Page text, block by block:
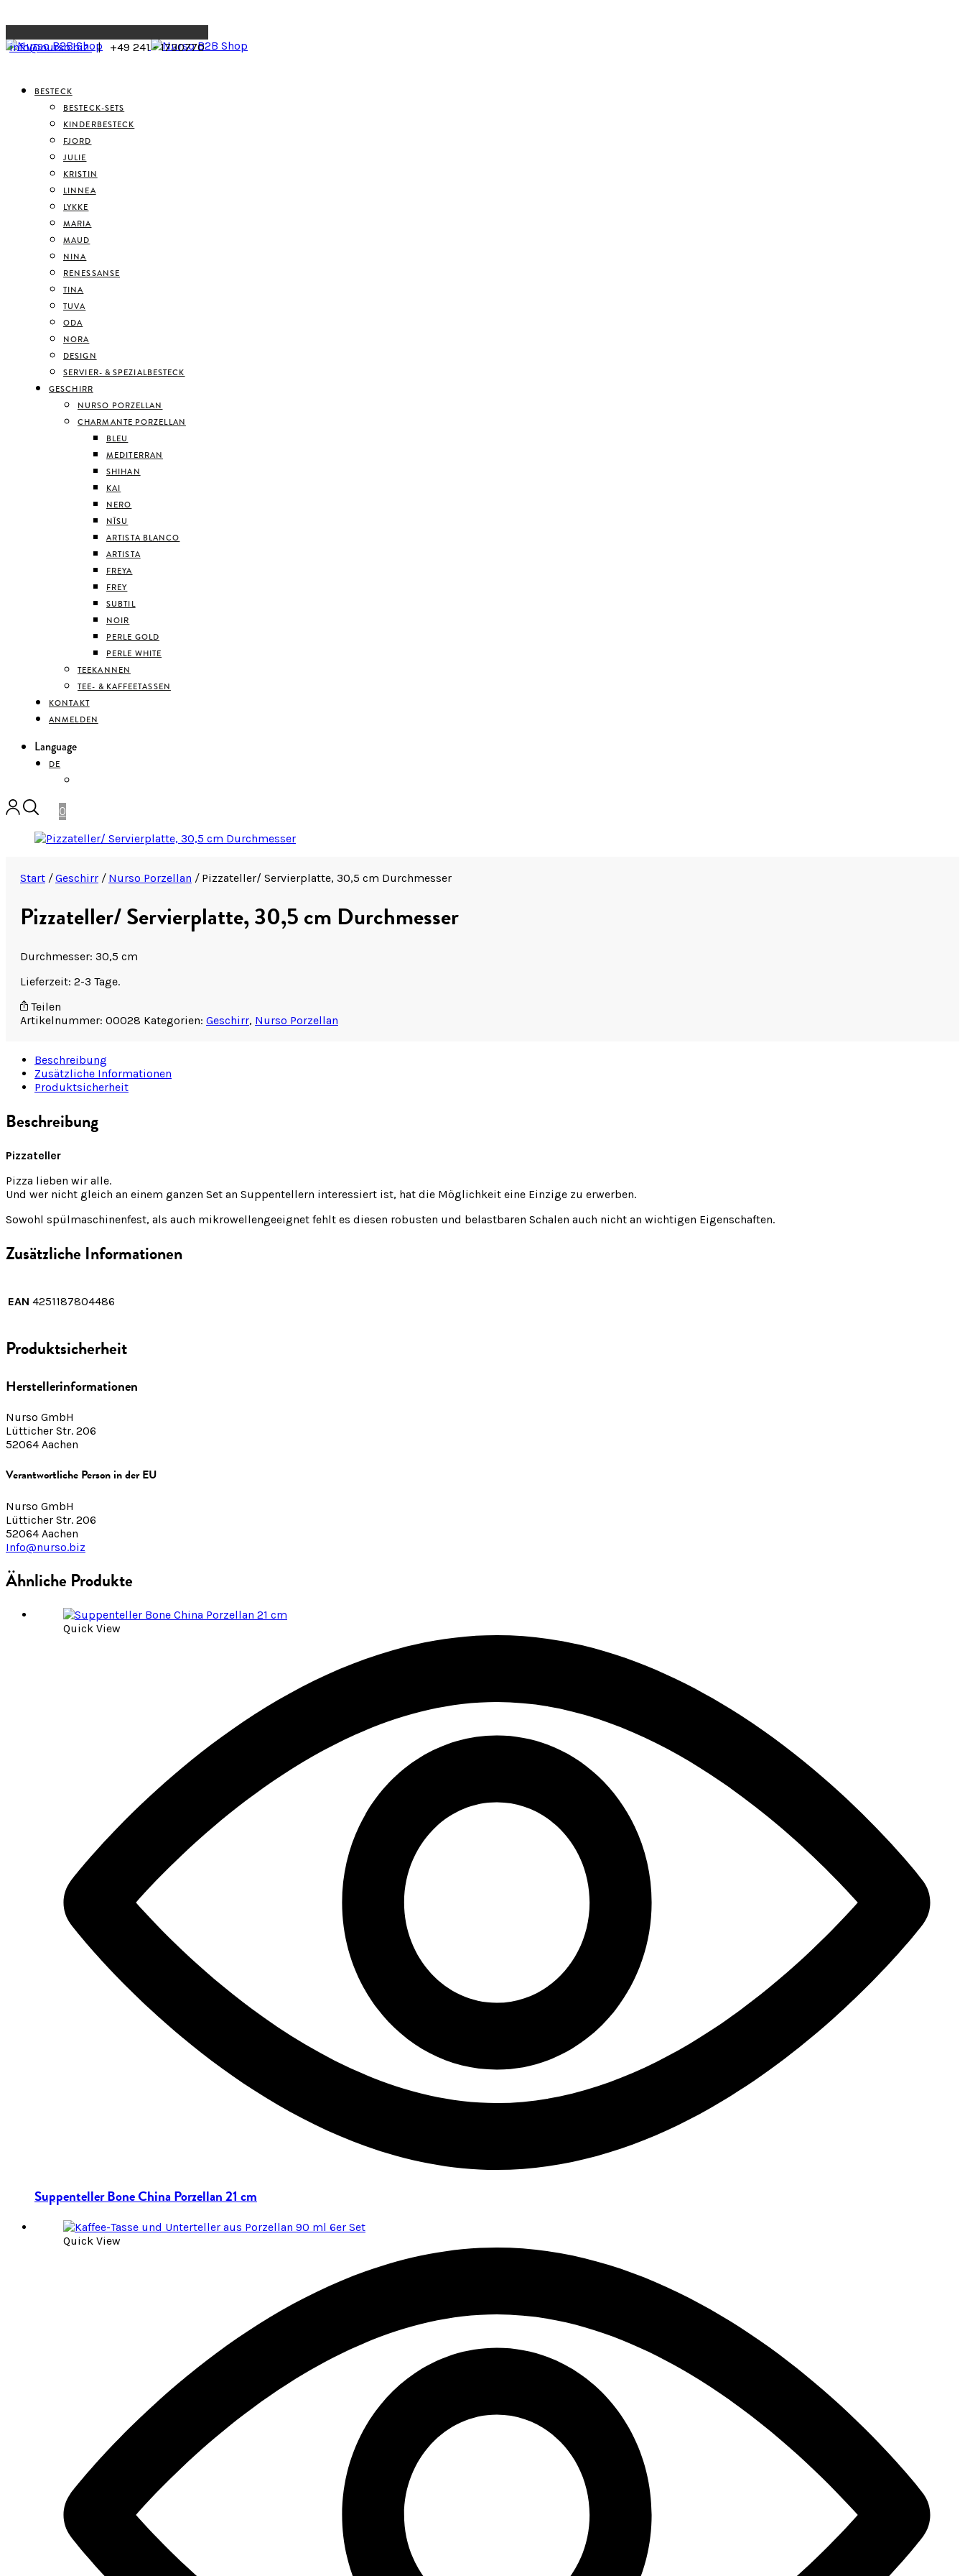
info@nurso.biz| +49 241 - 1730770
BESTECK
BESTECK-SETS
KINDERBESTECK
FJORD
JULIE
KRISTIN
LINNEA
LYKKE
MARIA
MAUD
NINA
RENESSANSE
TINA
TUVA
ODA
NORA
DESIGN
SERVIER- & SPEZIALBESTECK
GESCHIRR
NURSO PORZELLAN
CHARMANTE PORZELLAN
BLEU
MEDITERRAN
SHIHAN
KAI
NERO
NĪSU
ARTISTA BLANCO
ARTISTA
FREYA
FREY
SUBTIL
NOIR
PERLE GOLD
PERLE WHITE
TEEKANNEN
TEE- & KAFFEETASSEN
KONTAKT
ANMELDEN
Language
DE
0
Start / Geschirr / Nurso Porzellan /Pizzateller/ Servierplatte, 30,5 cm Durchmesser
Pizzateller/ Servierplatte, 30,5 cm Durchmesser
Durchmesser: 30,5 cm
Lieferzeit: 2-3 Tage.
Teilen
Artikelnummer: 00028 Kategorien: Geschirr, Nurso Porzellan
Beschreibung
Zusätzliche Informationen
Produktsicherheit
Beschreibung
Pizzateller
Pizza lieben wir alle.
Und wer nicht gleich an einem ganzen Set an Suppentellern interessiert ist, hat die Möglichkeit eine Einzige zu erwerben.
Sowohl spülmaschinenfest, als auch mikrowellengeeignet fehlt es diesen robusten und belastbaren Schalen auch nicht an wichtigen Eigenschaften.
Zusätzliche Informationen
EAN 4251187804486
Produktsicherheit
Herstellerinformationen
Nurso GmbH
Lütticher Str. 206
52064 Aachen
Verantwortliche Person in der EU
Nurso GmbH
Lütticher Str. 206
52064 Aachen
Info@nurso.biz
Ähnliche Produkte
Quick View
Suppenteller Bone China Porzellan 21 cm
Quick View